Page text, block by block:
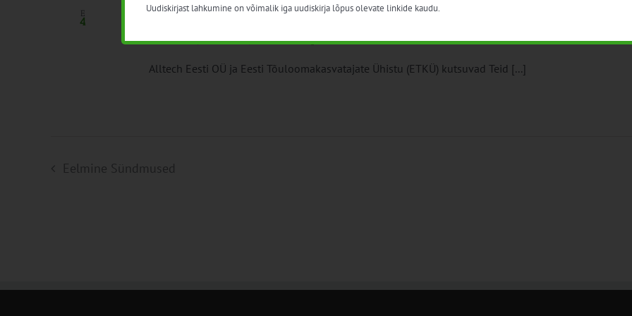
E
4 4. dets. 2023 09:30-15:30
Piimakarjakasvatajate aastalõpu seminar
Alltech Eesti OÜ ja Eesti Tõuloomakasvatajate Ühistu (ETKÜ) kutsuvad Teid [...]
Eelmine Sündmused
Uudiskirjast lahkumine on võimalik iga uudiskirja lõpus olevate linkide kaudu.